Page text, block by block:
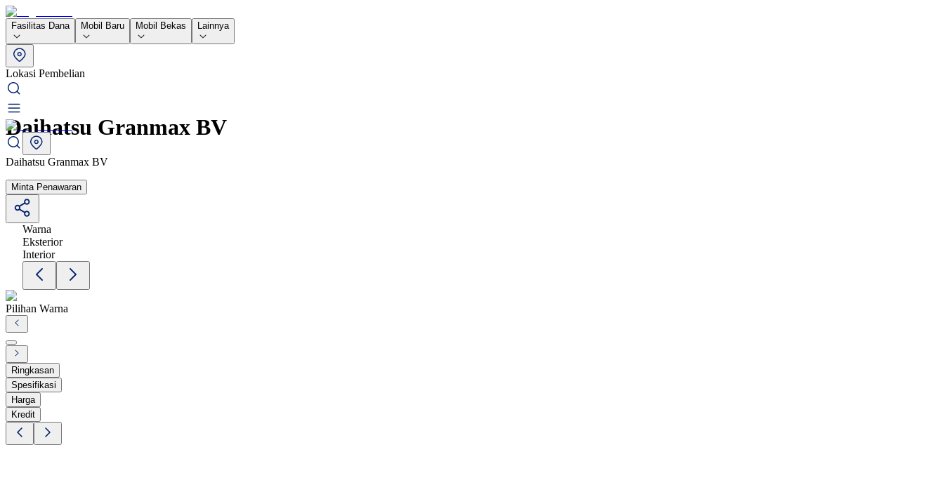
Fasilitas Dana Mobil Baru Mobil Bekas Lainnya
Lokasi Pembelian
Daihatsu Granmax BV
Daihatsu Granmax BV
Minta Penawaran
Warna
Eksterior
Interior
Pilihan Warna
Ringkasan
Spesifikasi
Harga
Kredit